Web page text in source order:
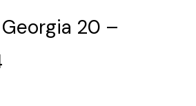
20 –